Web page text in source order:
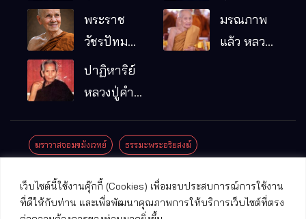
เว็บไซต์นี้ใช้งานคุ๊กกี้ (Cookies) เพื่อมอบประสบการณ์การใช้งาน
ที่ดีให้กับท่าน และเพื่อพัฒนาคุณภาพการให้บริการเว็บไซต์ที่ตรง
พระอริยเจ้า
ผู้เป็นบิดา
รมฐาน
หมากอื๋อ
พระราช
วัชรปัทม
คุณ (หลวง
ปู่บัวเกตุ
แล้ว วัดป่า
อ.แม่ริม
มรณภาพ
แล้ว หลวง
ปาฏิหาริย์
หลวงปู่คำ
มณี
ฆราวาสจอมขมังเวทย์ ธรรมะพระอริยสงฆ์
ปาฏิหาริย์พระเครื่อง พระธาตุศักดิ์สิทธิ์